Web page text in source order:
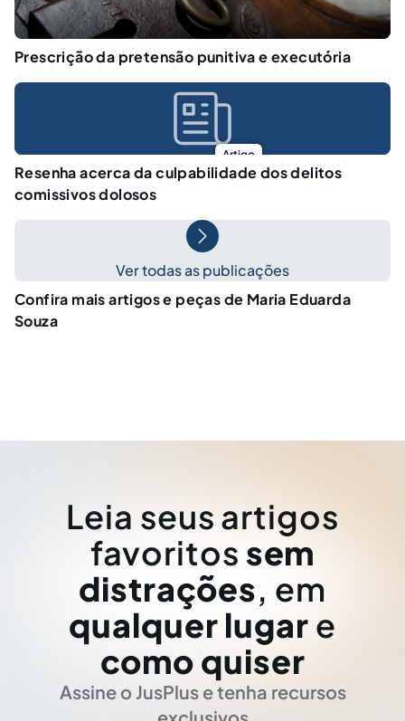
Prescrição da pretensão punitiva e executória
Artigo
Resenha acerca da culpabilidade dos delitos
comissivos dolosos
Ver todas as publicações
Confira mais artigos e peças de Maria Eduarda
Souza
Leia seus artigos
favoritos sem
distrações, em
qualquer lugar e
como quiser
Assine o JusPlus e tenha recursos